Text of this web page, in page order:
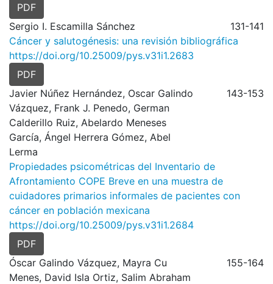
PDF
Sergio I. Escamilla Sánchez
131-141
Cáncer y salutogénesis: una revisión bibliográfica
https://doi.org/10.25009/pys.v31i1.2683
PDF
Javier Núñez Hernández, Oscar Galindo
Vázquez, Frank J. Penedo, German
Calderillo Ruiz, Abelardo Meneses
García, Ángel Herrera Gómez, Abel
Lerma
143-153
Propiedades psicométricas del Inventario de
Afrontamiento COPE Breve en una muestra de
cuidadores primarios informales de pacientes con
cáncer en población mexicana
https://doi.org/10.25009/pys.v31i1.2684
PDF
Óscar Galindo Vázquez, Mayra Cu
Menes, David Isla Ortiz, Salim Abraham
155-164